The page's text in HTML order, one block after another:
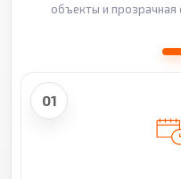
объекты и прозрачная
01